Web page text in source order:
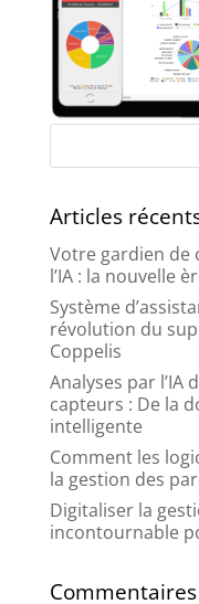
Articles
Votre gardien de
l’IA : la nouvelle
Système
révolution du
Coppelis
Analyses par l’IA
capteurs : De la
intelligente
Comment les
la gestion des
Digitaliser la
incontournable